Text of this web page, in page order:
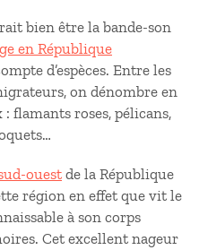
bien être la bande-son
en République
d’espèces. Entre les
on dénombre en
: flamants roses, pélicans,
ouestde la République
région en effet que vit le
à son corps
Cet excellent nageur